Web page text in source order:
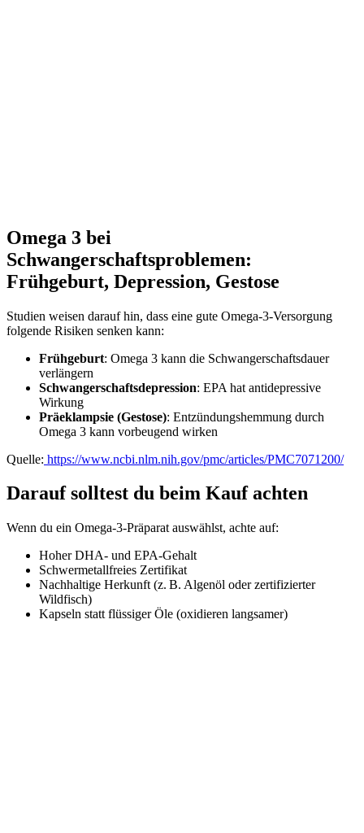
Omega 3 bei
Schwangerschaftsproblemen:
Frühgeburt, Depression, Gestose
Studien weisen darauf hin, dass eine gute Omega-3-Versorgung
folgende Risiken senken kann:
Frühgeburt: Omega 3 kann die Schwangerschaftsdauer
verlängern
Schwangerschaftsdepression: EPA hat antidepressive
Wirkung
Präeklampsie (Gestose): Entzündungshemmung durch
Omega 3 kann vorbeugend wirken
Quelle: https://www.ncbi.nlm.nih.gov/pmc/articles/PMC7071200/
Darauf solltest du beim Kauf achten
Wenn du ein Omega-3-Präparat auswählst, achte auf:
Hoher DHA- und EPA-Gehalt
Schwermetallfreies Zertifikat
Nachhaltige Herkunft (z. B. Algenöl oder zertifizierter
Wildfisch)
Kapseln statt flüssiger Öle (oxidieren langsamer)